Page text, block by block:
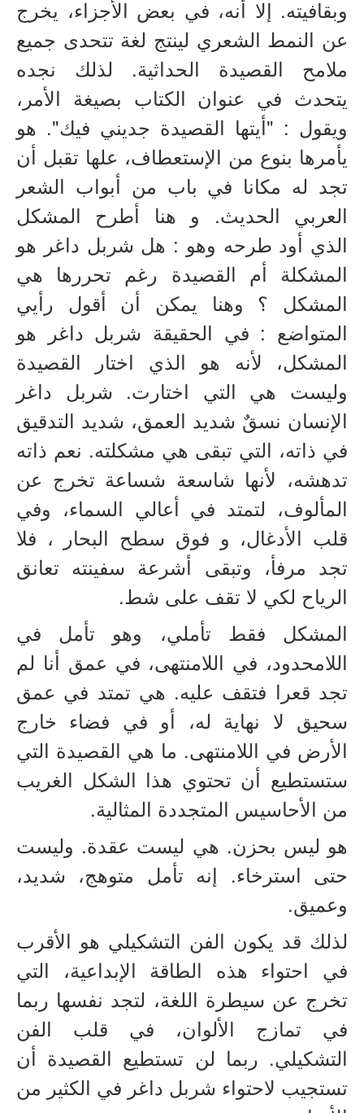
وبقافيته. إلا أنه، في بعض الأجزاء، يخرج
عن النمط الشعري لينتج لغة تتحدى جميع
ملامح القصيدة الحداثية. لذلك نجده
يتحدث في عنوان الكتاب بصيغة الأمر،
ويقول : "أيتها القصيدة جديني فيك". هو
يأمرها بنوع من الإستعطاف، علها تقبل أن
تجد له مكانا في باب من أبواب الشعر
العربي الحديث. و هنا أطرح المشكل
الذي أود طرحه وهو : هل شربل داغر هو
المشكلة أم القصيدة رغم تحررها هي
المشكل ؟ وهنا يمكن أن أقول رأيي
المتواضع : في الحقيقة شربل داغر هو
المشكل، لأنه هو الذي اختار القصيدة
وليست هي التي اختارت. شربل داغر
الإنسان نسقٌ شديد العمق، شديد التدقيق
في ذاته، التي تبقى هي مشكلته. نعم ذاته
تدهشه، لأنها شاسعة شساعة تخرج عن
المألوف، لتمتد في أعالي السماء، وفي
قلب الأدغال، و فوق سطح البحار ، فلا
تجد مرفأ، وتبقى أشرعة سفينته تعانق
الرياح لكي لا تقف على شط.
المشكل فقط تأملي، وهو تأمل في
اللامحدود، في اللامنتهى، في عمق أنا لم
تجد قعرا فتقف عليه. هي تمتد في عمق
سحيق لا نهاية له، أو في فضاء خارج
الأرض في اللامنتهى. ما هي القصيدة التي
ستستطيع أن تحتوي هذا الشكل الغريب
من الأحاسيس المتجددة المثالية.
هو ليس بحزن. هي ليست عقدة. وليست
حتى استرخاء. إنه تأمل متوهج، شديد،
وعميق.
لذلك قد يكون الفن التشكيلي هو الأقرب
في احتواء هذه الطاقة الإبداعية، التي
تخرج عن سيطرة اللغة، لتجد نفسها ربما
في تمازج الألوان، في قلب الفن
التشكيلي. ربما لن تستطيع القصيدة أن
تستجيب لاحتواء شربل داغر في الكثير من